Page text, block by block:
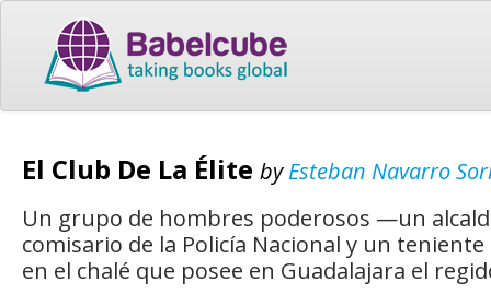
El Club De La Élite byEsteban Navarro
Un grupo de hombres poderosos —un
comisario de la Policía Nacional y un
en el chalé que posee en Guadalajara el